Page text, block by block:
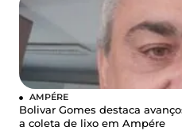
AMPÉRE
Bolivar Gomes destaca
a coleta de lixo em Ampére